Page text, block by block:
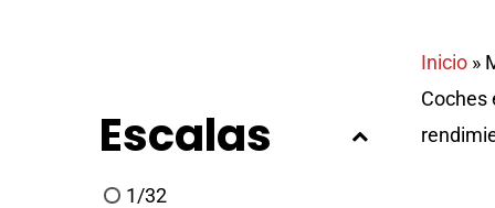
Escalas
1/32
Inicio »
Coches